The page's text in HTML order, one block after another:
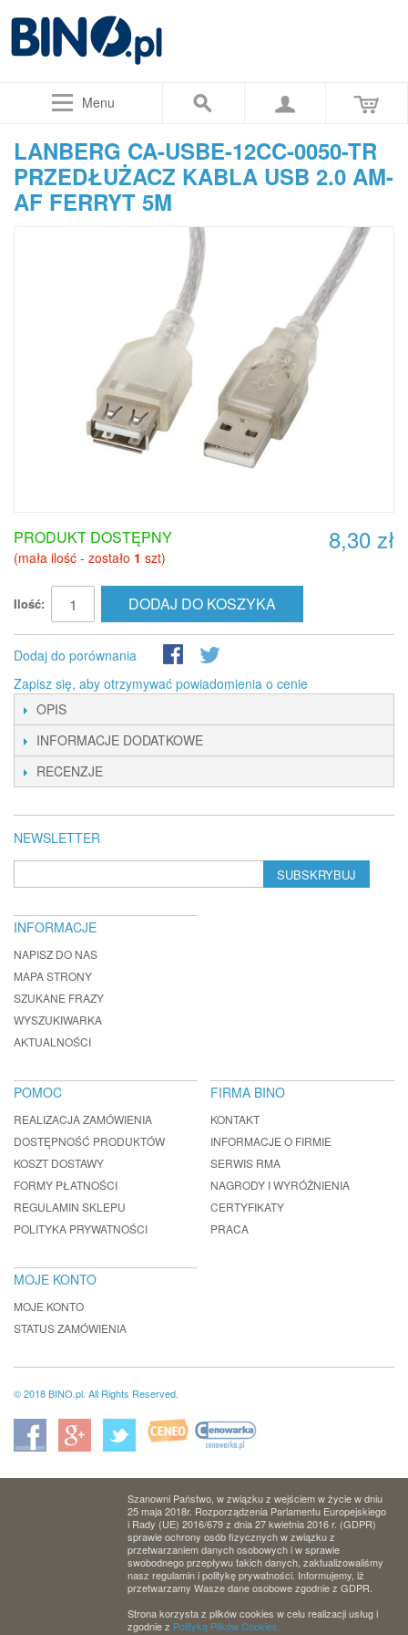
Menu
LANBERG CA-USBE-12CC-0050-TR
PRZEDŁUŻACZ KABLA USB 2.0 AM-
AF FERRYT 5M
8,30 zł
PRODUKT DOSTĘPNY
(mała ilość - zostało 1 szt)
Ilość: DODAJ DO KOSZYKA
Dodaj do porównania
Zapisz się, aby otrzymywać powiadomienia o cenie
OPIS
INFORMACJE DODATKOWE
RECENZJE
NEWSLETTER
SUBSKRYBUJ
INFORMACJE
NAPISZ DO NAS
MAPA STRONY
SZUKANE FRAZY
WYSZUKIWARKA
AKTUALNOŚCI
POMOC
REALIZACJA ZAMÓWIENIA
DOSTĘPNOŚĆ PRODUKTÓW
KOSZT DOSTAWY
FORMY PŁATNOŚCI
REGULAMIN SKLEPU
POLITYKA PRYWATNOŚCI
FIRMA BINO
KONTAKT
INFORMACJE O FIRMIE
SERWIS RMA
NAGRODY I WYRÓŻNIENIA
CERTYFIKATY
PRACA
MOJE KONTO
MOJE KONTO
STATUS ZAMÓWIENIA
© 2018 BINO.pl. All Rights Reserved.
Szanowni Państwo, w związku z wejściem w życie w dniu
25 maja 2018r. Rozporządzenia Parlamentu Europejskiego
i Rady (UE) 2016/679 z dnia 27 kwietnia 2016 r. (GDPR)
sprawie ochrony osób fizycznych w związku z
przetwarzaniem danych osobowych i w sprawie
swobodnego przepływu takich danych, zaktualizowaliśmy
nasz regulamin i politykę prywatności. Informujemy, iż
przetwarzamy Wasze dane osobowe zgodnie z GDPR.
Strona korzysta z plików cookies w celu realizacji usług i
zgodnie z Polityką Plików Cookies.